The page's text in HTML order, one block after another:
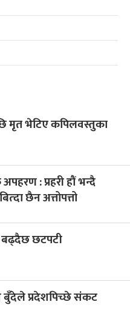
मृत भेटिए कपिलवस्तुका
: प्रहरी हौं भन्दै
छैन अत्तोपत्तो
: बढ्दैछ छटपटी
बुँदेले प्रदेशपिच्छे संकट